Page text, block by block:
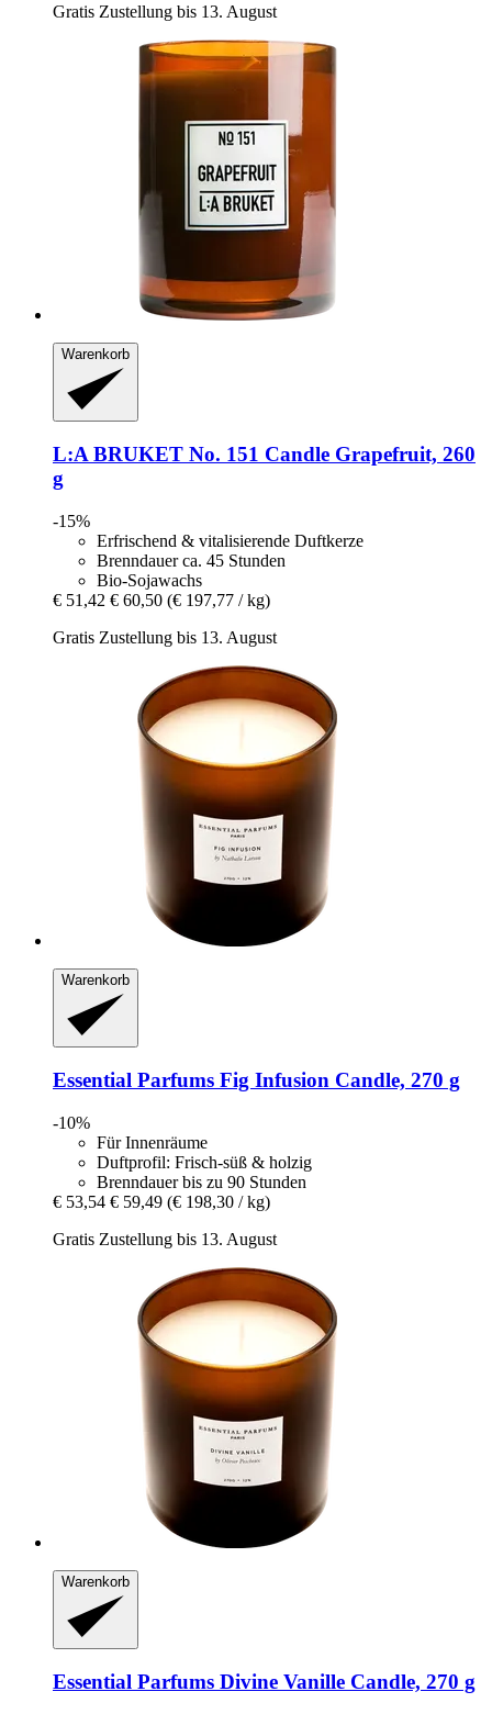
Gratis Zustellung bis 13. August
Warenkorb
L:A BRUKET No. 151 Candle Grapefruit, 260
g
-15%
Erfrischend & vitalisierende Duftkerze
Brenndauer ca. 45 Stunden
Bio-Sojawachs
€ 51,42 € 60,50 (€ 197,77 / kg)
Gratis Zustellung bis 13. August
Warenkorb
Essential Parfums Fig Infusion Candle, 270 g
-10%
Für Innenräume
Duftprofil: Frisch-süß & holzig
Brenndauer bis zu 90 Stunden
€ 53,54 € 59,49 (€ 198,30 / kg)
Gratis Zustellung bis 13. August
Warenkorb
Essential Parfums Divine Vanille Candle, 270 g